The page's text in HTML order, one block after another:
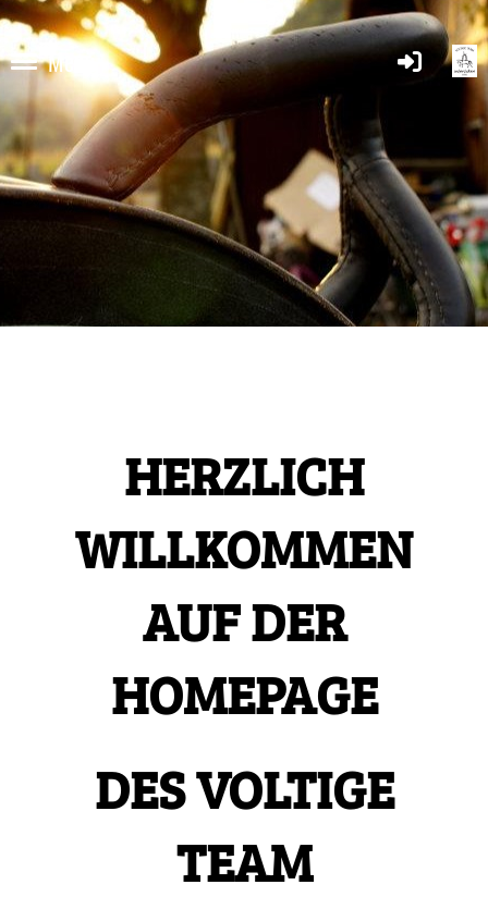
Menü
HERZLICH
WILLKOMMEN
AUF DER
HOMEPAGE
DESVOLTIGE
TEAM